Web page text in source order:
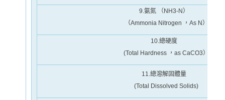
9.氨氮 （NH3-N）
（Ammonia Nitrogen ，As N）
10.總硬度
(Total Hardness ，as CaCO3）
11.總溶解固體量
(Total Dissolved Solids)